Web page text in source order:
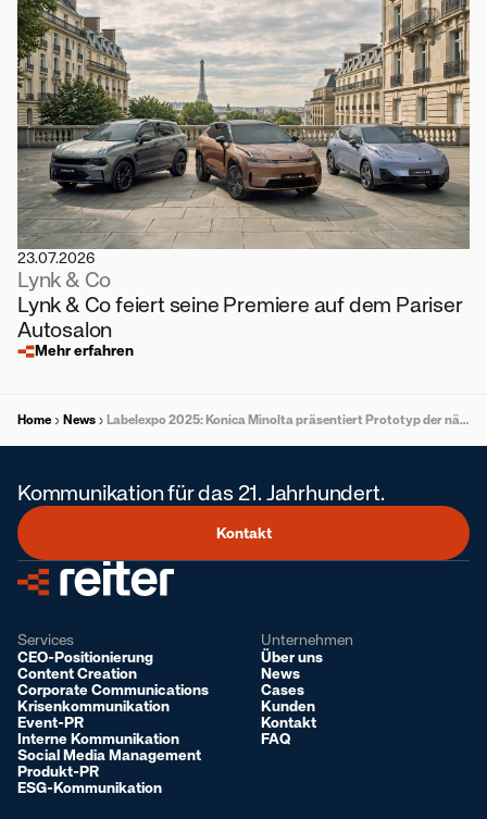
23.07.2026
Lynk & Co
Lynk & Co feiert seine Premiere auf dem Pariser
Autosalon
Mehr erfahren
Home News Labelexpo 2025: Konica Minolta präsentiert Prototyp der nächsten AccurioLabel-Generation
Kommunikation für das 21. Jahrhundert.
Kontakt
Services
CEO-Positionierung
Content Creation
Corporate Communications
Krisenkommunikation
Event-PR
Interne Kommunikation
Social Media Management
Produkt-PR
ESG-Kommunikation
Unternehmen
Über uns
News
Cases
Kunden
Kontakt
FAQ